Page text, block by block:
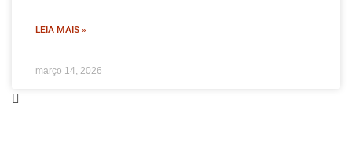
LEIA MAIS »
março 14, 2026